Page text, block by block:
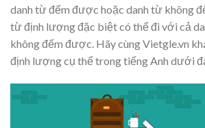
danh từ đếm được hoặc danh từ không
từ định lượng đặc biệt có thể đi với cả
không đếm được. Hãy cùng Vietgle.vn
định lượng cụ thể trong tiếng Anh dưới